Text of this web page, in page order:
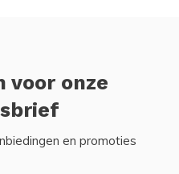
voor onze
en promoties